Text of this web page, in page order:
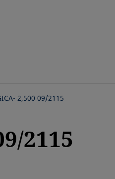
2,500 09/2115
2115